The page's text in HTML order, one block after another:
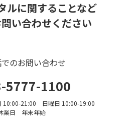
ルに関することなど
い合わせください
のお問い合わせ
5777-1100
10:00-21:00 日曜日 10:00-19:00
業日 年末年始